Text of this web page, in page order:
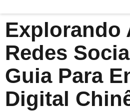
Explorando
Redes
Guia Para
Digital